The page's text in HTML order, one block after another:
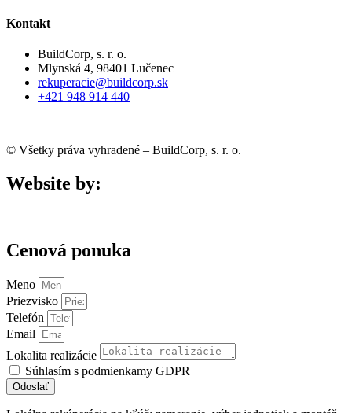
Kontakt
BuildCorp, s. r. o.
Mlynská 4, 98401 Lučenec
rekuperacie@buildcorp.sk
+421 948 914 440
© Všetky práva vyhradené – BuildCorp, s. r. o.
Website by:
Cenová ponuka
Meno
Priezvisko
Telefón
Email
Lokalita realizácie
Súhlasím s podmienkamy GDPR
Odoslať